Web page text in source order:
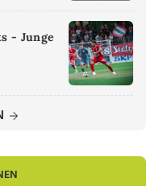
- Junge